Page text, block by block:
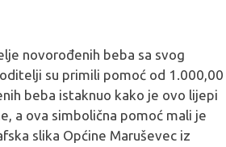
novorođenih beba sa svog
su primili pomoć od 1.000,00
beba istaknuo kako je ovo lijepi
a ova simbolična pomoć mali je
slika Općine Maruševec iz